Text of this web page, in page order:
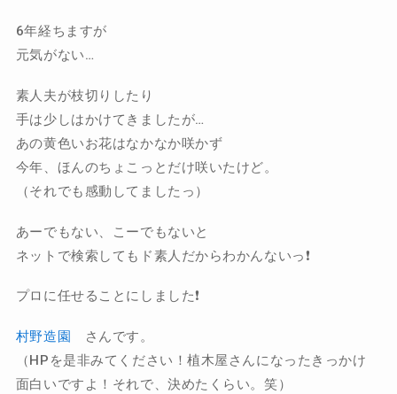
6年経ちますが
元気がない…
素人夫が枝切りしたり
手は少しはかけてきましたが…
あの黄色いお花はなかなか咲かず
今年、ほんのちょこっとだけ咲いたけど。
（それでも感動してましたっ）
あーでもない、こーでもないと
ネットで検索してもド素人だからわかんないっ❗️
プロに任せることにしました❗️
村野造園 さんです。
（HPを是非みてください！植木屋さんになったきっかけ
面白いですよ！それで、決めたくらい。笑）